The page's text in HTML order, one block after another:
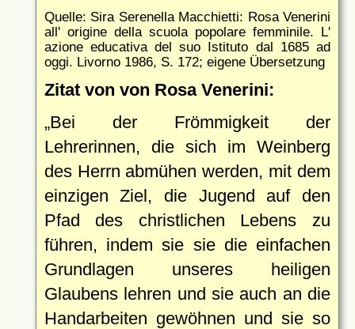
Quelle: Sira Serenella Macchietti: Rosa Venerini
all' origine della scuola popolare femminile. L'
azione educativa del suo Istituto dal 1685 ad
oggi. Livorno 1986, S. 172; eigene Übersetzung
Zitat von von Rosa Venerini:
Bei der Frömmigkeit der
Lehrerinnen, die sich im Weinberg
des Herrn abmühen werden, mit dem
einzigen Ziel, die Jugend auf den
Pfad des christlichen Lebens zu
führen, indem sie sie die einfachen
Grundlagen unseres heiligen
Glaubens lehren und sie auch an die
Handarbeiten gewöhnen und sie so